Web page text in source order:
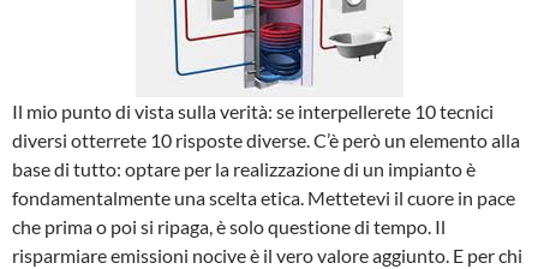
Il mio punto di vista sulla verità: se interpellerete 10 tecnici
diversi otterrete 10 risposte diverse. C’è però un elemento alla
base di tutto: optare per la realizzazione di un impianto è
fondamentalmente una scelta etica. Mettetevi il cuore in pace
che prima o poi si ripaga, è solo questione di tempo. Il
risparmiare emissioni nocive è il vero valore aggiunto. E per chi